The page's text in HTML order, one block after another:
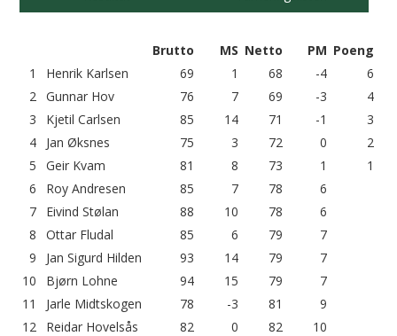
Brutto MS Netto PM Poeng
1
Henrik Karlsen 69 1 68 -4
6
2
Gunnar Hov 76 7 69 -3
4
3
Kjetil Carlsen 85 14 71 -1
3
4
Jan Øksnes 75 3 72 0
2
5
Geir Kvam 81 8 73 1
1
6
Roy Andresen 85 7 78
6
7
Eivind Stølan 88 10 78
6
8
Ottar Fludal 85 6 79
7
9
Jan Sigurd Hilden 93 14 79
7
10
Bjørn Lohne 94 15 79
7
11
Jarle Midtskogen 78 -3 81
9
12
Reidar Hovelsås 82 0 82
10